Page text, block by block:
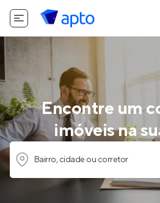
Encontre um
imóveis na
Bairro, cidade ou corretor